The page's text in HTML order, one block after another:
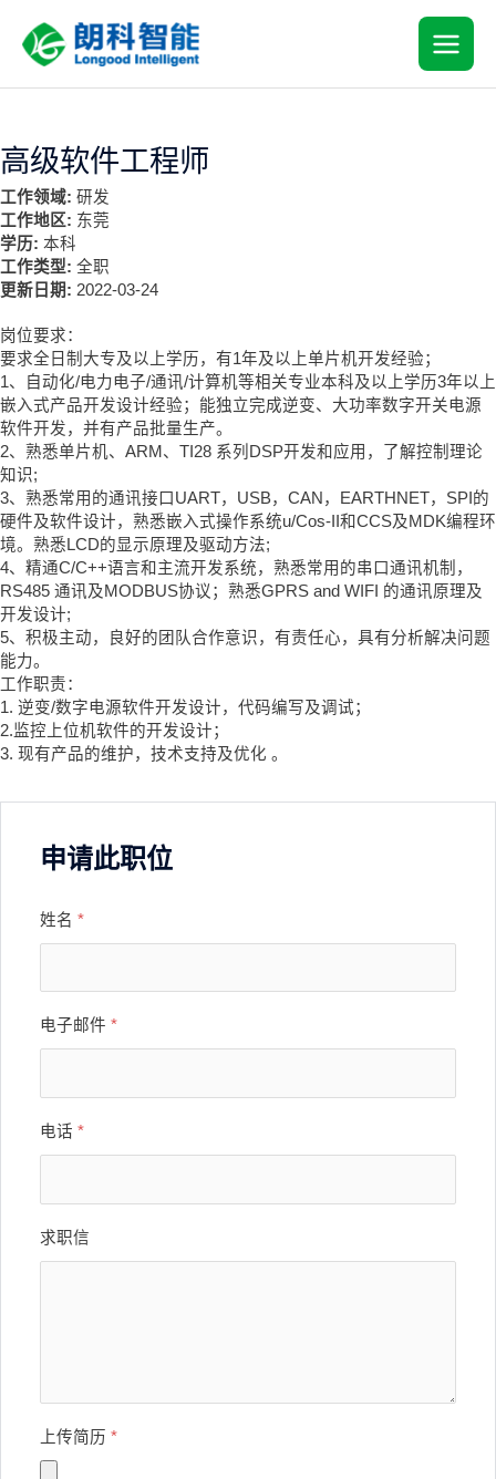
高级软件工程师
工作领域: 研发
工作地区: 东莞
学历: 本科
工作类型: 全职
更新日期: 2022-03-24
岗位要求：
要求全日制大专及以上学历，有1年及以上单片机开发经验；
1、自动化/电力电子/通讯/计算机等相关专业本科及以上学历3年以上
嵌入式产品开发设计经验；能独立完成逆变、大功率数字开关电源
软件开发，并有产品批量生产。
2、熟悉单片机、ARM、TI28 系列DSP开发和应用，了解控制理论
知识;
3、熟悉常用的通讯接口UART，USB，CAN，EARTHNET，SPI的
硬件及软件设计，熟悉嵌入式操作系统u/Cos-II和CCS及MDK编程环
境。熟悉LCD的显示原理及驱动方法;
4、精通C/C++语言和主流开发系统，熟悉常用的串口通讯机制，
RS485 通讯及MODBUS协议；熟悉GPRS and WIFI 的通讯原理及
开发设计;
5、积极主动，良好的团队合作意识，有责任心，具有分析解决问题
能力。
工作职责：
1. 逆变/数字电源软件开发设计，代码编写及调试；
2.监控上位机软件的开发设计；
3. 现有产品的维护，技术支持及优化 。
申请此职位
姓名 *
电子邮件 *
电话 *
求职信
上传简历 *